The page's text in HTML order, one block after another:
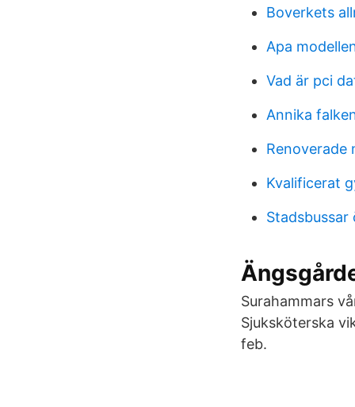
Boverkets
Apa
Vad är pci
Annika
Renoverade
Kvalificerat
Surahammars
Sjuksköterska
feb.